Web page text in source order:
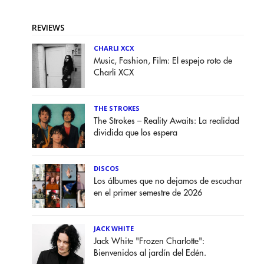
REVIEWS
CHARLI XCX
Music, Fashion, Film: El espejo roto de
Charli XCX
THE STROKES
The Strokes – Reality Awaits: La realidad
dividida que los espera
DISCOS
Los álbumes que no dejamos de escuchar
en el primer semestre de 2026
JACK WHITE
Jack White "Frozen Charlotte":
Bienvenidos al jardín del Edén.